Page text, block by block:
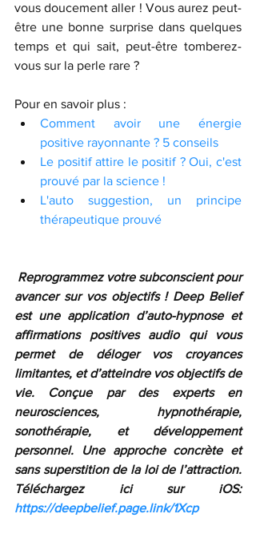
vous doucement aller ! Vous aurez peut-
être une bonne surprise dans quelques
temps et qui sait, peut-être tomberez-
vous sur la perle rare ?
Pour en savoir plus :
Comment avoir une énergie
positive rayonnante ? 5 conseils
Le positif attire le positif ? Oui, c'est
prouvé par la science !
L'auto suggestion, un principe
thérapeutique prouvé
avancer sur vos objectifs ! Deep Belief
est une application d’auto-hypnose et
affirmations positives audio qui vous
permet de déloger vos croyances
limitantes, et d’atteindre vos objectifs de
vie. Conçue par des experts en
neurosciences, hypnothérapie,
sonothérapie, et développement
personnel. Une approche concrète et
sans superstition de la loi de l’attraction.
Téléchargez ici sur iOS:
https://deepbelief.page.link/1Xcp